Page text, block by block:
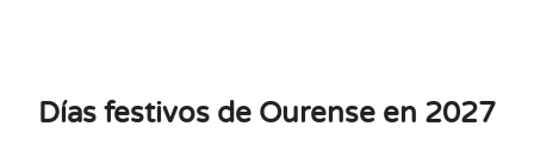
Días festivos de Ourense en 2027